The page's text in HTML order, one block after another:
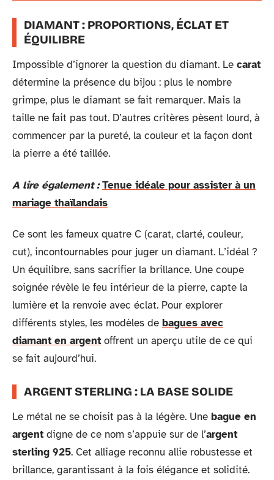
DIAMANT : PROPORTIONS, ÉCLAT ET
ÉQUILIBRE
Impossible d’ignorer la question du diamant. Le carat
détermine la présence du bijou : plus le nombre
grimpe, plus le diamant se fait remarquer. Mais la
taille ne fait pas tout. D’autres critères pèsent lourd, à
commencer par la pureté, la couleur et la façon dont
la pierre a été taillée.
A lire également : Tenue idéale pour assister à un
mariage thaïlandais
Ce sont les fameux quatre C (carat, clarté, couleur,
cut), incontournables pour juger un diamant. L’idéal ?
Un équilibre, sans sacrifier la brillance. Une coupe
soignée révèle le feu intérieur de la pierre, capte la
lumière et la renvoie avec éclat. Pour explorer
différents styles, les modèles de bagues avec
diamant en argent offrent un aperçu utile de ce qui
se fait aujourd’hui.
ARGENT STERLING : LA BASE SOLIDE
Le métal ne se choisit pas à la légère. Une bague en
argent digne de ce nom s’appuie sur de l’argent
sterling 925. Cet alliage reconnu allie robustesse et
brillance, garantissant à la fois élégance et solidité.